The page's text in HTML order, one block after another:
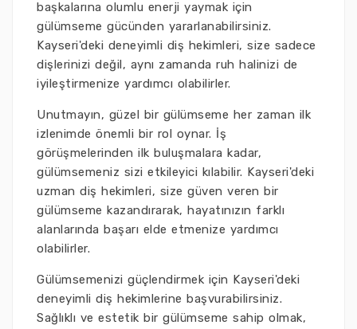
başkalarına olumlu enerji yaymak için
gülümseme gücünden yararlanabilirsiniz.
Kayseri'deki deneyimli diş hekimleri, size sadece
dişlerinizi değil, aynı zamanda ruh halinizi de
iyileştirmenize yardımcı olabilirler.
Unutmayın, güzel bir gülümseme her zaman ilk
izlenimde önemli bir rol oynar. İş
görüşmelerinden ilk buluşmalara kadar,
gülümsemeniz sizi etkileyici kılabilir. Kayseri'deki
uzman diş hekimleri, size güven veren bir
gülümseme kazandırarak, hayatınızın farklı
alanlarında başarı elde etmenize yardımcı
olabilirler.
Gülümsemenizi güçlendirmek için Kayseri'deki
deneyimli diş hekimlerine başvurabilirsiniz.
Sağlıklı ve estetik bir gülümseme sahip olmak,